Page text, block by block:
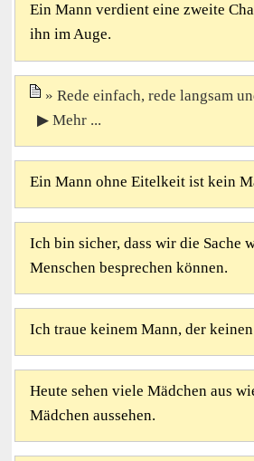
Ein Mann verdient eine zweite
ihn im Auge.
Rede einfach, rede langsam
▶ Mehr ...
Ein Mann ohne Eitelkeit ist kein
Ich bin sicher, dass wir die Sache
Menschen besprechen können.
Ich traue keinem Mann, der
Heute sehen viele Mädchen aus
Mädchen aussehen.